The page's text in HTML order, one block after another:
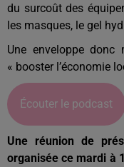
du surcoût des
les masques, le gel
Une enveloppe donc
« booster l’économie
Écouter le podcast
Une réunion de
organisée ce mardi à